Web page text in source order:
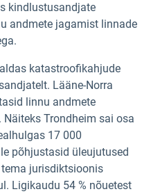
kindlustusandjate
andmete jagamist linnade
katastroofikahjude
Lääne-Norra
linnu andmete
Trondheim sai osa
17 000
põhjustasid üleujutused
jurisdiktsioonis
Ligikaudu 54 % nõuetest